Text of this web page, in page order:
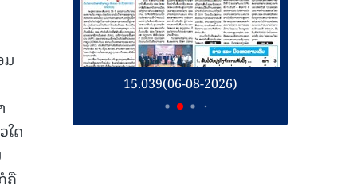
ມ
ດ
ຄື
15.039(06-08-2026)